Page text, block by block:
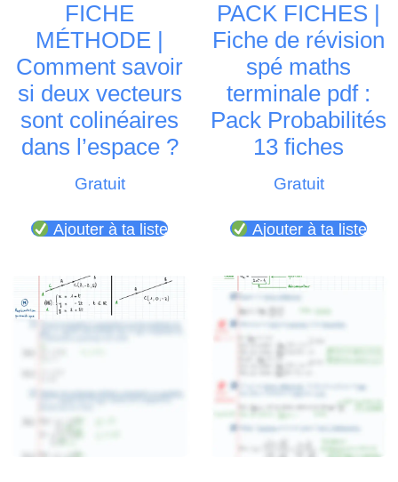
FICHE
MÉTHODE |
Comment savoir
si deux vecteurs
sont colinéaires
dans l’espace ?
Gratuit
Ajouter à ta liste
PACK FICHES |
Fiche de révision
spé maths
terminale pdf :
Pack Probabilités
13 fiches
Gratuit
Ajouter à ta liste